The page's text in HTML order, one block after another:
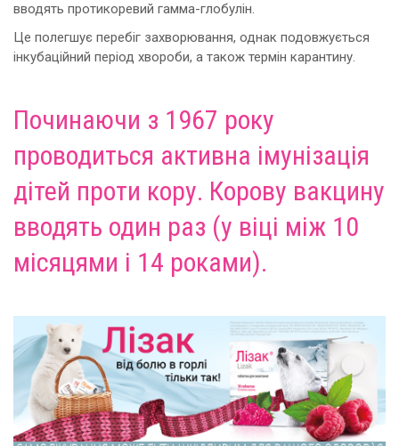
вводять протикоревий гамма-глобулін.
Це полегшує перебіг захворювання, однак подовжується
інкубаційний період хвороби, а також термін карантину.
Починаючи з 1967 року
проводиться активна імунізація
дітей проти кору. Корову вакцину
вводять один раз (у віці між 10
місяцями і 14 роками).